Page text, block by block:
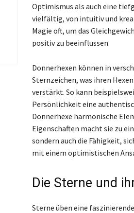
Optimismus als auch eine
vielfältig, von intuitiv und
Magie oft, um das
positiv zu beeinflussen.
Donnerhexen können in
Sternzeichen, was ihren
verstärkt. So kann
Persönlichkeit eine
Donnerhexe harmonische
Eigenschaften macht sie zu
sondern auch die Fähigkeit,
mit einem optimistischen
Die Sterne und
Sterne üben eine